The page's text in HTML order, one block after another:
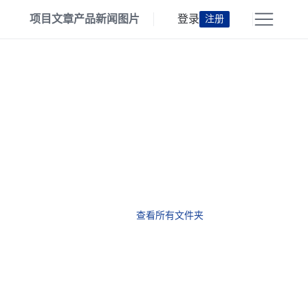
项目文章产品新闻 图片 登录 注册
查看所有文件夹